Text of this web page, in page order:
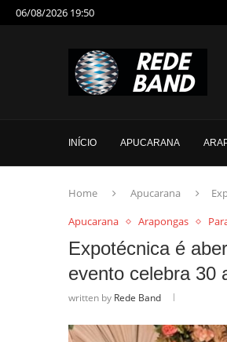
06/08/2026 19:50
INÍCIO APUCARANA
Home Apucarana
Apucarana
Arapongas
Expotécnica é
evento celebra 30
written by Rede Band